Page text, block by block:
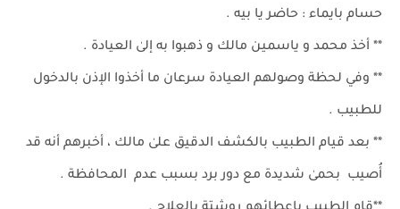
حسام بايماء : حاضر يا بيه .
** أخذ محمد و ياسمين مالك و ذهبوا به إلىٰ العيادة .
** وفي لحظة وصولهم العيادة سرعان ما أخذوا الإذن بالدخول
للطبيب .
** بعد قيام الطبيب بالكشف الدقيق علىٰ مالك ، أخبرهم أنه قد
أُصيب بحمىٰ شديدة مع دور برد بسبب عدم المحافظة .